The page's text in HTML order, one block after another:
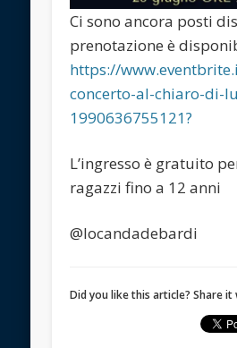
Ci sono ancora posti
prenotazione è
https://
concerto-al-chiaro-di-
1990636755121?
L’ingresso è gratuito
ragazzi fino a 12 anni
@locandadebardi
Did you like this article? Share